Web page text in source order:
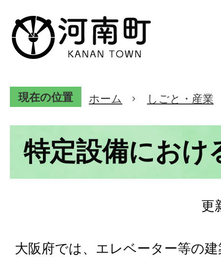
現在の位置 ホーム しごと・産業
特定設備におけ
更
大阪府では、エレベーター等の